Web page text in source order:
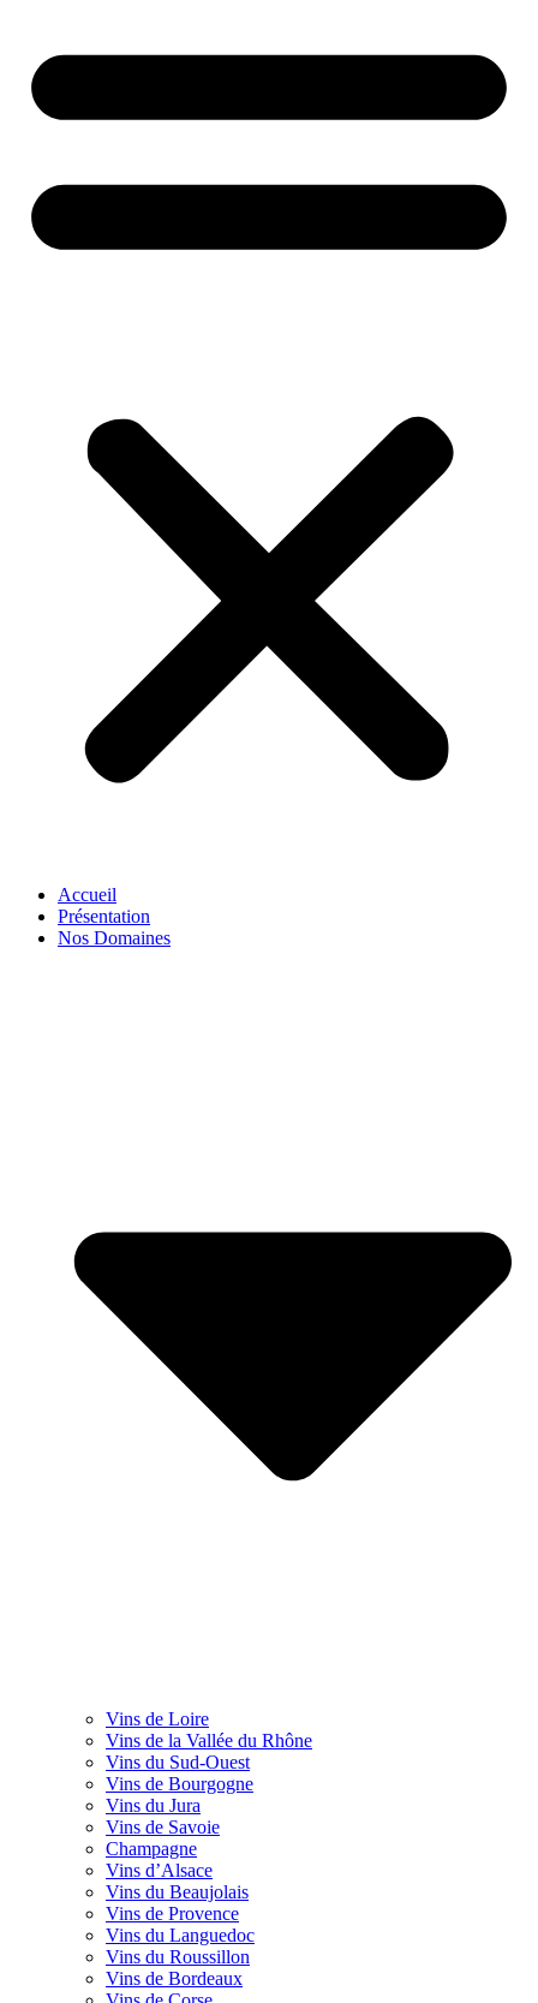
Accueil
Présentation
Nos Domaines
Vins de Loire
Vins de la Vallée du Rhône
Vins du Sud-Ouest
Vins de Bourgogne
Vins du Jura
Vins de Savoie
Champagne
Vins d’Alsace
Vins du Beaujolais
Vins de Provence
Vins du Languedoc
Vins du Roussillon
Vins de Bordeaux